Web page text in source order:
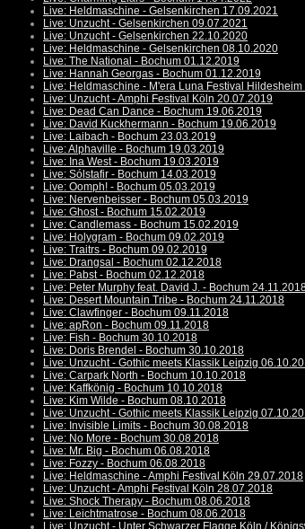
Live: Heldmaschine - Gelsenkirchen 17.09.2021
Live: Unzucht - Gelsenkirchen 09.07.2021
Live: Unzucht - Gelsenkirchen 22.10.2020
Live: Heldmaschine - Gelsenkirchen 08.10.2020
Live: The National - Bochum 01.12.2019
Live: Hannah Georgas - Bochum 01.12.2019
Live: Heldmaschine - M'era Luna Festival Hildesheim
Live: Unzucht - Amphi Festival Köln 20.07.2019
Live: Dead Can Dance - Bochum 19.06.2019
Live: David Kuckhermann - Bochum 19.06.2019
Live: Laibach - Bochum 23.03.2019
Live: Alphaville - Bochum 19.03.2019
Live: Ina West - Bochum 19.03.2019
Live: Sólstafir - Bochum 14.03.2019
Live: Oomph! - Bochum 05.03.2019
Live: Nervenbeisser - Bochum 05.03.2019
Live: Ghost - Bochum 15.02.2019
Live: Candlemass - Bochum 15.02.2019
Live: Holygram - Bochum 09.02.2019
Live: Traitrs - Bochum 09.02.2019
Live: Drangsal - Bochum 02.12.2018
Live: Pabst - Bochum 02.12.2018
Live: Peter Murphy feat. David J. - Bochum
Live: Desert Mountain Tribe - Bochum 24.11.2018
Live: Clawfinger - Bochum 09.11.2018
Live: apRon - Bochum 09.11.2018
Live: Fish - Bochum 30.10.2018
Live: Doris Brendel - Bochum 30.10.2018
Live: Unzucht - Gothic meets Klassik Leipzig
Live: Carpark North - Bochum 10.10.2018
Live: Kaffkönig - Bochum 10.10.2018
Live: Kim Wilde - Bochum 08.10.2018
Live: Unzucht - Gothic meets Klassik Leipzig
Live: Invisible Limits - Bochum 30.08.2018
Live: No More - Bochum 30.08.2018
Live: Mr. Big - Bochum 06.08.2018
Live: Fozzy - Bochum 06.08.2018
Live: Heldmaschine - Amphi Festival Köln 29.07.2018
Live: Unzucht - Amphi Festival Köln 28.07.2018
Live: Shock Therapy - Bochum 08.06.2018
Live: Leichtmatrose - Bochum 08.06.2018